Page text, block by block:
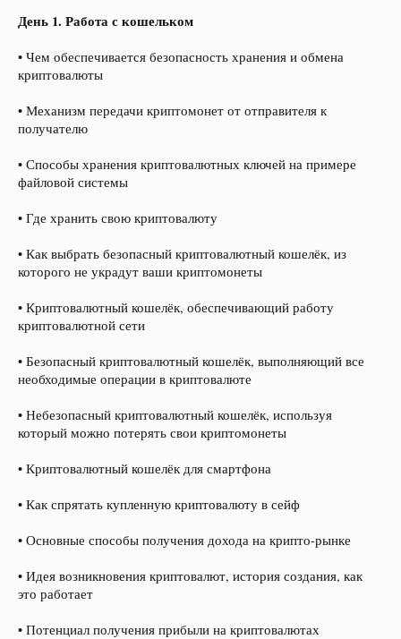
День 1. Работа с кошельком
• Чем обеспечивается безопасность хранения и обмена
криптовалюты
• Механизм передачи криптомонет от отправителя к
получателю
• Способы хранения криптовалютных ключей на примере
файловой системы
• Где хранить свою криптовалюту
• Как выбрать безопасный криптовалютный кошелёк, из
которого не украдут ваши криптомонеты
• Криптовалютный кошелёк, обеспечивающий работу
криптовалютной сети
• Безопасный криптовалютный кошелёк, выполняющий все
необходимые операции в криптовалюте
• Небезопасный криптовалютный кошелёк, используя
который можно потерять свои криптомонеты
• Криптовалютный кошелёк для смартфона
• Как спрятать купленную криптовалюту в сейф
• Основные способы получения дохода на крипто-рынке
• Идея возникновения криптовалют, история создания, как
это работает
• Потенциал получения прибыли на криптовалютах